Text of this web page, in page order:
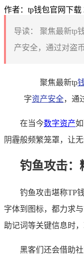
作者：tp钱包官网下载
导读：
聚焦最新tp
产安全，通过对盗
聚焦最新tp
字资产安全，通
在当今数字资产
阴霾般频繁笼罩，让
钓鱼攻击：
钓鱼攻击堪称TP
字体到图标，都力求
助记词等关键信息时
黑客们还会借助